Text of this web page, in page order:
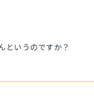
というのですか？